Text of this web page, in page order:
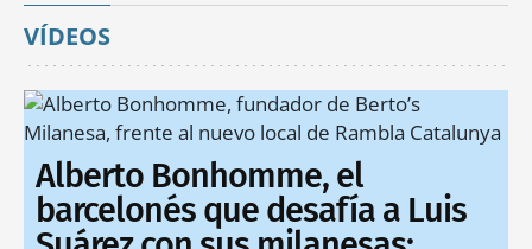
VÍDEOS
Alberto Bonhomme, el
barcelonés que desafía a Luis